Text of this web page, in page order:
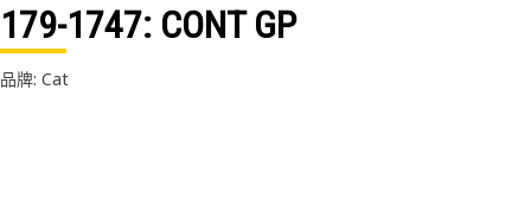
179-1747: CONT GP
品牌: Cat